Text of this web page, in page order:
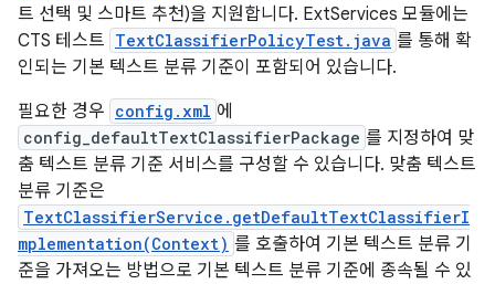
트 선택 및 스마트 추천)을 지원합니다. ExtServices 모듈에는
CTS 테스트 TextClassifierPolicyTest.java 를 통해 확
인되는 기본 텍스트 분류 기준이 포함되어 있습니다.
필요한 경우 config.xml 에
config_defaultTextClassifierPackage 를 지정하여 맞
춤 텍스트 분류 기준 서비스를 구성할 수 있습니다. 맞춤 텍스트
분류 기준은
TextClassifierService.getDefaultTextClassifierI
mplementation(Context) 를 호출하여 기본 텍스트 분류 기
준을 가져오는 방법으로 기본 텍스트 분류 기준에 종속될 수 있